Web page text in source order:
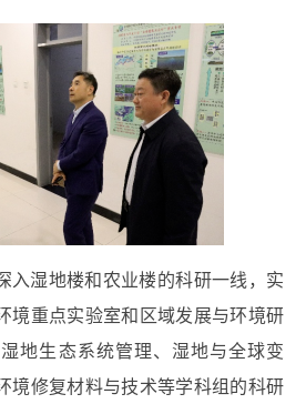
入湿地楼和农业楼的科研一线，实
境重点实验室和区域发展与环境研
地生态系统管理、湿地与全球变
境修复材料与技术等学科组的科研